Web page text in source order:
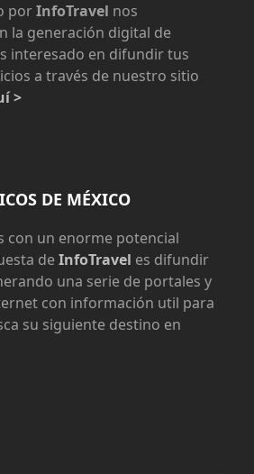
porInfoTravel nos
la generación digital de
interesado en difundir tus
a través de nuestro sitio
>
DE MÉXICO
con un enorme potencial
deInfoTravel es difundir
una serie de portales y
con información util para
su siguiente destino en